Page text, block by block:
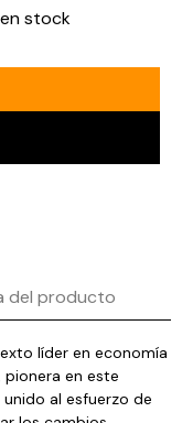
stock
del producto
líder en economía
pionera en este
unido al esfuerzo de